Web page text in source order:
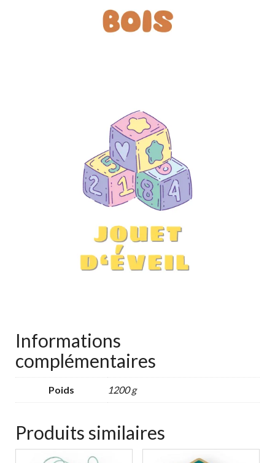
Informations
complémentaires
Poids 1200 g
Produits similaires